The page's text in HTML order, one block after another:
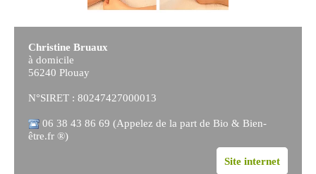
Christine Bruaux
à domicile
56240 Plouay
N°SIRET : 80247427000013
06 38 43 86 69 (Appelez de la part de Bio & Bien-
être.fr ®)
Site internet